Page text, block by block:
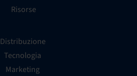
Risorse
Distribuzione
Tecnologia
Marketing